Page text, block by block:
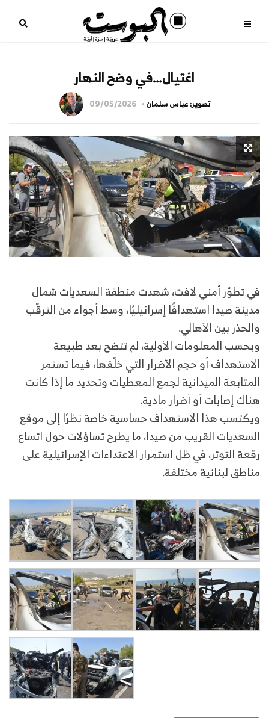
اغتيال…في وضح النهار
تصوير: عباس سلمان 09/05/2026
في تطوّر أمني لافت، شهدت منطقة السعديات شمال
مدينة صيدا استهدافًا إسرائيليًا، وسط أجواء من الترقّب
والحذر بين الأهالي.
وبحسب المعلومات الأولية، لم تتضح بعد طبيعة
الاستهداف أو حجم الأضرار التي خلّفها، فيما تستمر
المتابعة الميدانية لجمع المعطيات وتحديد ما إذا كانت
هناك إصابات أو أضرار مادية.
ويكتسب هذا الاستهداف حساسية خاصة نظرًا إلى موقع
السعديات القريب من صيدا، ما يطرح تساؤلات حول اتساع
رقعة التوتر، في ظل استمرار الاعتداءات الإسرائيلية على
مناطق لبنانية مختلفة.